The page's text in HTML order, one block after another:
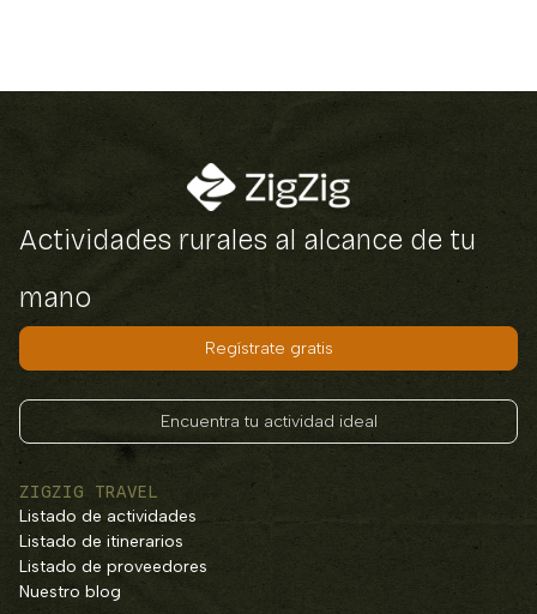
Actividades rurales al alcance de tu
mano
Regístrate gratis
Encuentra tu actividad ideal
ZIGZIG TRAVEL
Listado de actividades
Listado de itinerarios
Listado de proveedores
Nuestro blog